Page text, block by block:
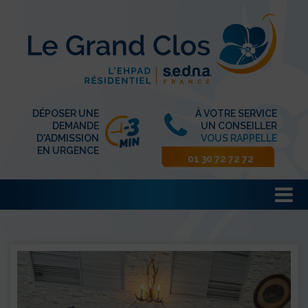
DÉPOSER UNE
DEMANDE
D'ADMISSION
EN URGENCE
À VOTRE SERVICE
UN CONSEILLER
VOUS RAPPELLE
01 30 72 72 72